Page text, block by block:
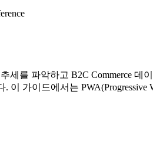
세를 파악하고 B2C Commerce
가이드에서는